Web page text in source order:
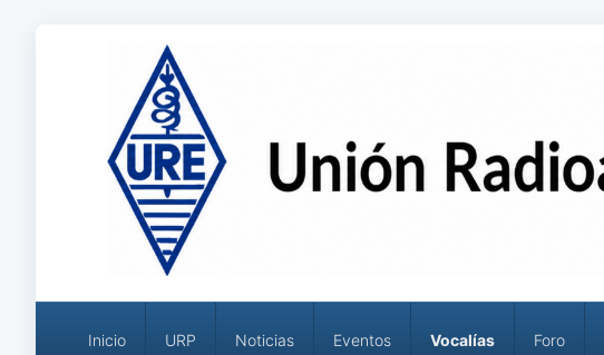
principalInicio URP Noticias Eventos Vocalías Foro